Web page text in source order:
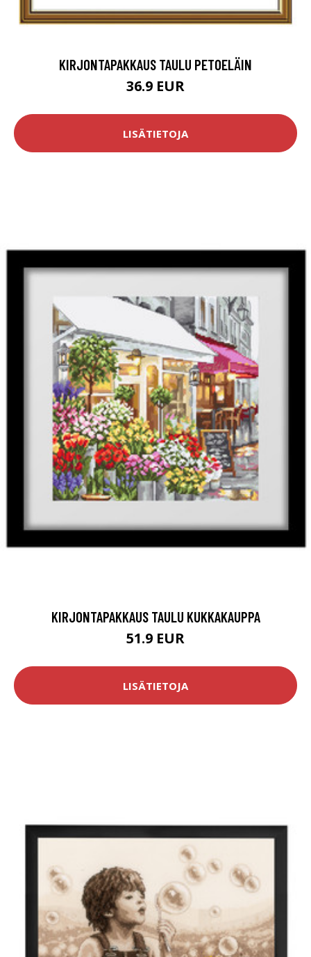
KIRJONTAPAKKAUS TAULU PETOELÄIN
36.9 EUR
LISÄTIETOJA
KIRJONTAPAKKAUS TAULU KUKKAKAUPPA
51.9 EUR
LISÄTIETOJA